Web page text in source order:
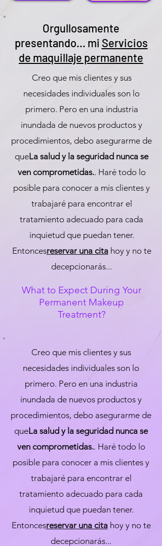
Orgullosamente
presentando... mi Servicios
de maquillaje permanente
Creo que mis clientes y sus
necesidades individuales son lo
primero. Pero en una industria
inundada de nuevos productos y
procedimientos, debo asegurarme de
queLa salud y la seguridad nunca se
ven comprometidas.. Haré todo lo
posible para conocer a mis clientes y
trabajaré para encontrar el
tratamiento adecuado para cada
inquietud que puedan tener.
Entoncesreservar una citahoy y no te
decepcionarás...
What to Expect During Your
Permanent Makeup
Treatment?
Creo que mis clientes y sus
necesidades individuales son lo
primero. Pero en una industria
inundada de nuevos productos y
procedimientos, debo asegurarme de
queLa salud y la seguridad nunca se
ven comprometidas.. Haré todo lo
posible para conocer a mis clientes y
trabajaré para encontrar el
tratamiento adecuado para cada
inquietud que puedan tener.
Entoncesreservar una citahoy y no te
decepcionarás...